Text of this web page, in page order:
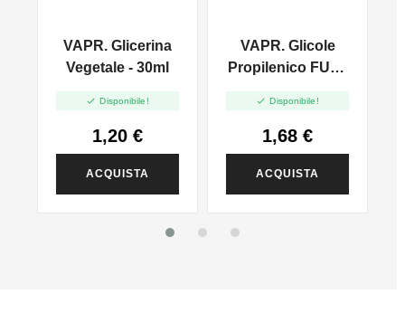
VAPR. Glicerina
Vegetale - 30ml
 Disponibile!
1,20 €
ACQUISTA
VAPR. Glicole
Propilenico FULL
 Disponibile!
1,68 €
ACQUISTA